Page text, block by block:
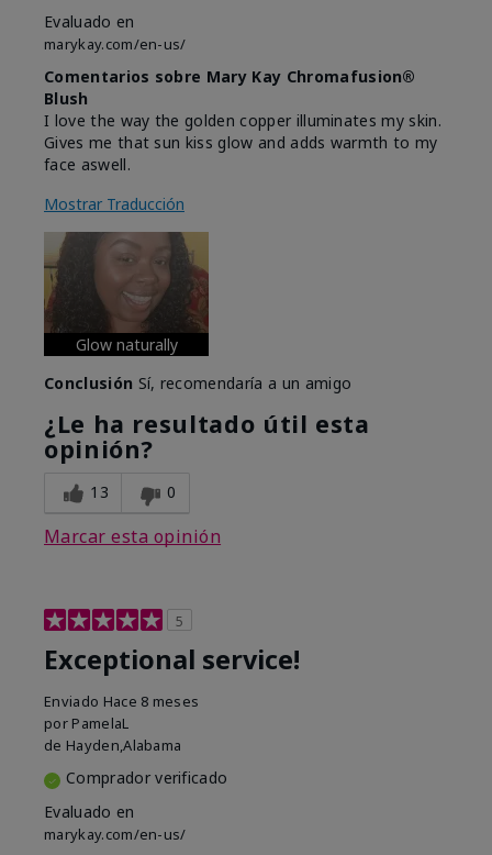
Evaluado en
marykay.com/en-us/
Comentarios sobre Mary Kay Chromafusion®
Blush
I love the way the golden copper illuminates my skin.
Gives me that sun kiss glow and adds warmth to my
face aswell.
Mostrar Traducción
Glow naturally
Conclusión Sí, recomendaría a un amigo
¿Le ha resultado útil esta
opinión?
13 0
Marcar esta opinión
5
Exceptional service!
Enviado Hace 8 meses
por PamelaL
de Hayden,Alabama
Comprador verificado
Evaluado en
marykay.com/en-us/